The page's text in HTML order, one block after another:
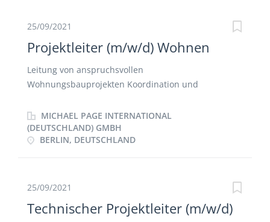
25/09/2021
Projektleiter (m/w/d) Wohnen
Leitung von anspruchsvollen
Wohnungsbauprojekten Koordination und
vertraglich, technisch) Kosten-, Termin-, und
Qualitätsmanagement Ablauf- und
Ergebniskontrollen Nachtragsmanagement.
MICHAEL PAGE INTERNATIONAL
(DEUTSCHLAND) GMBH
BERLIN, DEUTSCHLAND
25/09/2021
Technischer Projektleiter (m/w/d)